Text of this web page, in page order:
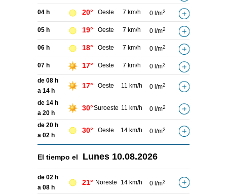
04 h 20° Oeste 7 km/h 0 l/m2
05 h 19° Oeste 7 km/h 0 l/m2
06 h 18° Oeste 7 km/h 0 l/m2
07 h 17° Oeste 7 km/h 0 l/m2
de 08 h
a 14 h
17° Oeste 11 km/h 0 l/m2
de 14 h
a 20 h
30°Suroeste 11 km/h 0 l/m2
de 20 h
a 02 h
30° Oeste 14 km/h 0 l/m2
El tiempo el Lunes 10.08.2026
de 02 h
a 08 h
21° Noreste 14 km/h 0 l/m2